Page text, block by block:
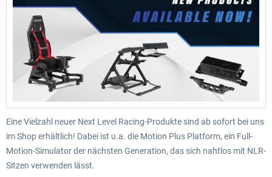
Eine Vielzahl neuer Next Level Racing-Produkte sind ab sofort bei uns
im Shop erhältlich! Dabei ist u.a. die Motion Plus Platform, ein Full-
Motion-Simulator der nächsten Generation, das sich nahtlos mit NLR-
Sitzen verwenden lässt.